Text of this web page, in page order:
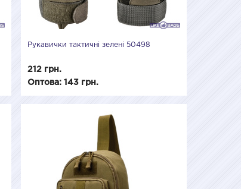
Рукавички тактичні зелені 50498
212 грн.
Оптова: 143 грн.